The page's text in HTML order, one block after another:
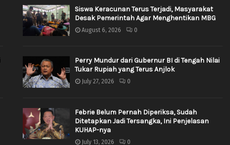
Siswa Keracunan Terus Terjadi, Masyarakat
Desak Pemerintah Agar Menghentikan MBG
August 6, 2026 0
Perry Mundur dari Gubernur BI di Tengah Nilai
Tukar Rupiah yang Terus Anjlok
July 27, 2026 0
Febrie Belum Pernah Diperiksa, Sudah
Ditetapkan Jadi Tersangka, Ini Penjelasan
KUHAP-nya
July 13, 2026 0